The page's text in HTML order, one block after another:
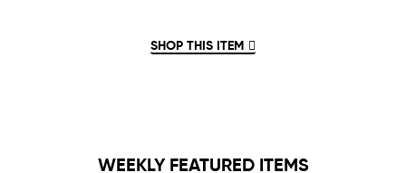
SHOP THIS ITEM
WEEKLY FEATURED ITEMS